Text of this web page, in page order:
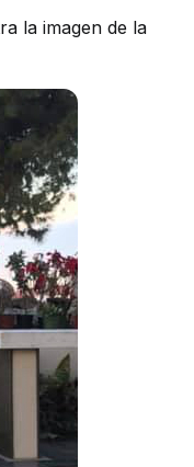
la imagen de la